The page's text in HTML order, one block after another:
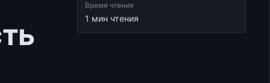
Время чтения
1 мин чтения